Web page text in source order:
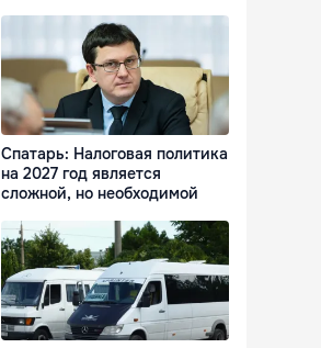
Спатарь: Налоговая политика
на 2027 год является
сложной, но необходимой